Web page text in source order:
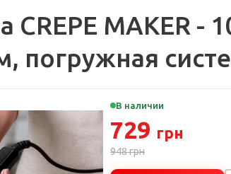
MAKER -
погружная
В наличии
729 грн
948грн